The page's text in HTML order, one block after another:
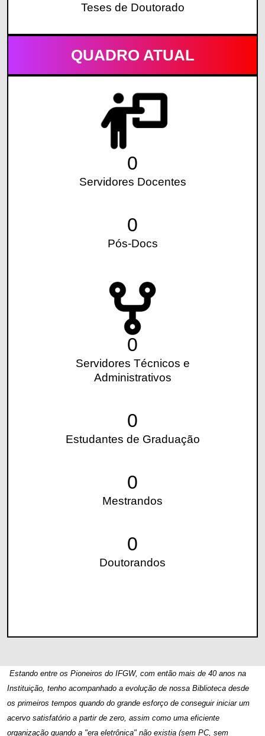
Teses de Doutorado
QUADRO ATUAL
0
Servidores Docentes
0
Pós-Docs
0
Servidores Técnicos e
Administrativos
0
Estudantes de Graduação
0
Mestrandos
0
Doutorandos
Estando entre os Pioneiros do IFGW, com então mais de 40 anos na
Instituição, tenho acompanhado a evolução de nossa Biblioteca desde
os primeiros tempos quando do grande esforço de conseguir iniciar um
acervo satisfatório a partir de zero, assim como uma eficiente
organização quando a "era eletrônica" não existia (sem PC, sem